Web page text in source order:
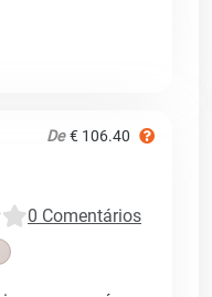
De € 106.40
0 Comentários